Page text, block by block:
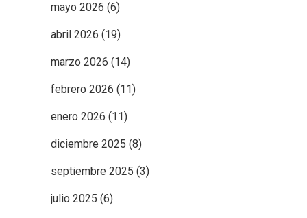
mayo 2026 (6)
abril 2026 (19)
marzo 2026 (14)
febrero 2026 (11)
enero 2026 (11)
diciembre 2025 (8)
septiembre 2025 (3)
julio 2025 (6)